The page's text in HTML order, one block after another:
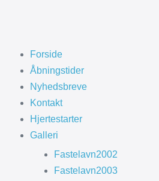
Forside
Åbningstider
Nyhedsbreve
Kontakt
Hjertestarter
Galleri
Fastelavn2002
Fastelavn2003